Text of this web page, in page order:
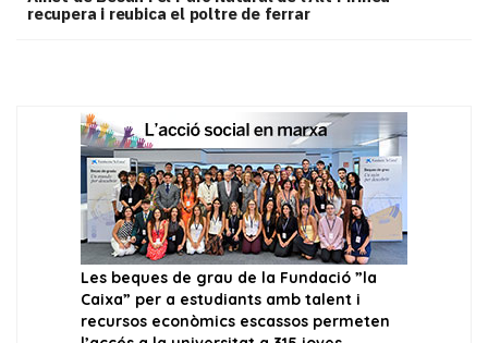
recupera i reubica el poltre de ferrar